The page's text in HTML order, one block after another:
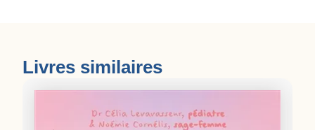
Livres similaires